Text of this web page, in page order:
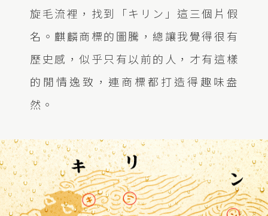
旋毛流裡，找到「キリン」這三個片假
名。麒麟商標的圖騰，總讓我覺得很有
歷史感，似乎只有以前的人，才有這樣
的閒情逸致，連商標都打造得趣味盎
然。